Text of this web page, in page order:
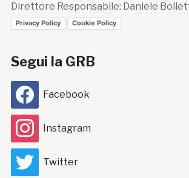
Direttore Responsabile: Daniele
Privacy Policy Cookie Policy
Segui la GRB
Facebook
Instagram
Twitter